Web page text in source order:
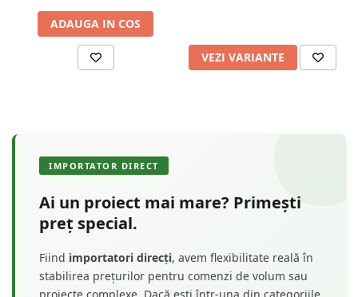
ADAUGA IN COS
VEZI VARIANTE
IMPORTATOR DIRECT
Ai un proiect mai mare? Primești
preț special.
Fiind importatori direcți, avem flexibilitate reală în
stabilirea prețurilor pentru comenzi de volum sau